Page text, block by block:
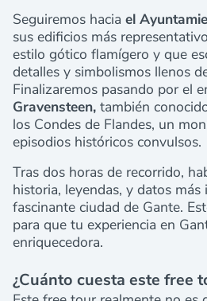
Seguiremos hacia el
sus edificios más
estilo gótico flamígero y que
detalles y simbolismos llenos
Finalizaremos pasando por el
Gravensteen, también
los Condes de Flandes, un
episodios históricos convulsos.
Tras dos horas de recorrido,
historia, leyendas, y datos más
fascinante ciudad de Gante.
para que tu experiencia en
enriquecedora.
¿Cuánto cuesta este free